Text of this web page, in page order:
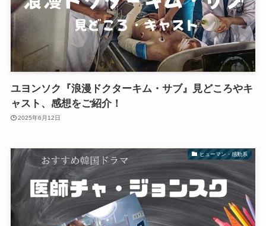
ユヨンソク『浪漫ドクターキム・サブ』見どころやキ
ャスト、感想をご紹介！
2025年6月12日
ヒューマン・感動系